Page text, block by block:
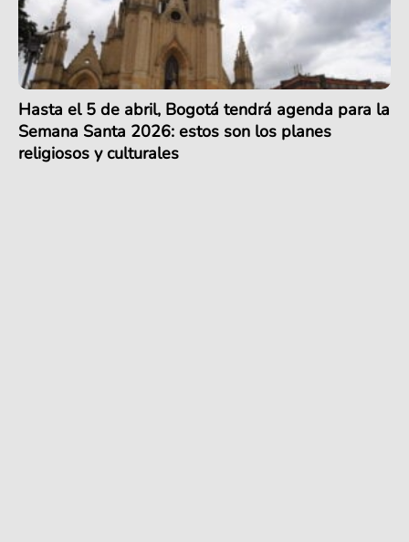
Hasta el 5 de abril, Bogotá tendrá agenda para la
Semana Santa 2026: estos son los planes
religiosos y culturales